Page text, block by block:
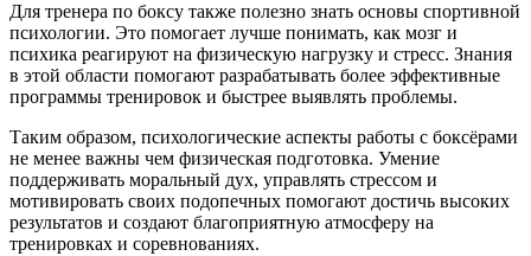
Для тренера по боксу также полезно знать основы спортивной
психологии. Это помогает лучше понимать, как мозг и
психика реагируют на физическую нагрузку и стресс. Знания
в этой области помогают разрабатывать более эффективные
программы тренировок и быстрее выявлять проблемы.
Таким образом, психологические аспекты работы с боксёрами
не менее важны чем физическая подготовка. Умение
поддерживать моральный дух, управлять стрессом и
мотивировать своих подопечных помогают достичь высоких
результатов и создают благоприятную атмосферу на
тренировках и соревнованиях.